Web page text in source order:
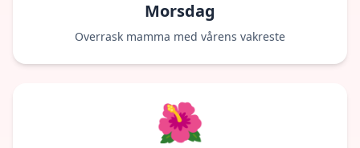
Morsdag
Overrask mamma med vårens vakreste
🌺